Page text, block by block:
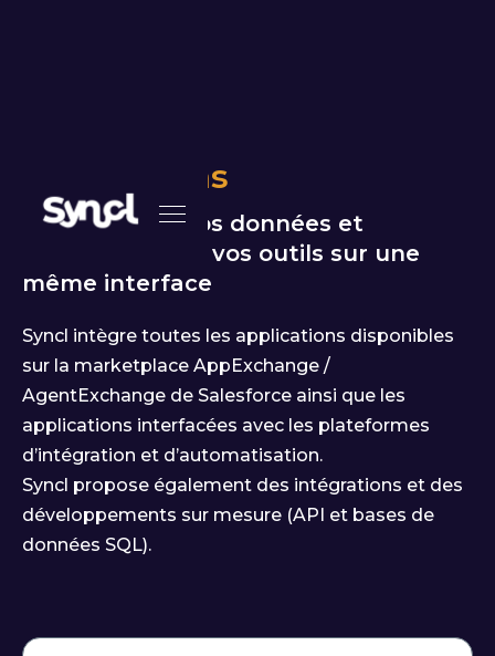
Intégrations
Reliez toutes vos données et
connectez tous vos outils sur une
même interface
Syncl intègre toutes les applications disponibles
sur la marketplace AppExchange /
AgentExchange de Salesforce ainsi que les
applications interfacées avec les plateformes
d’intégration et d’automatisation.
Syncl propose également des intégrations et des
développements sur mesure (API et bases de
données SQL).